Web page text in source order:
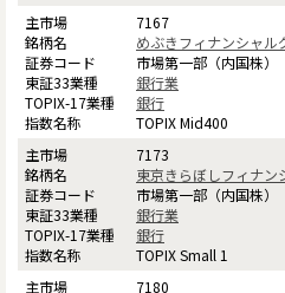
7167
めぶきフィナンシャル
市場第一部（内国株）
銀行業
銀行
TOPIX Mid400
7173
東京きらぼしフィナン
市場第一部（内国株）
銀行業
銀行
TOPIX Small 1
7180